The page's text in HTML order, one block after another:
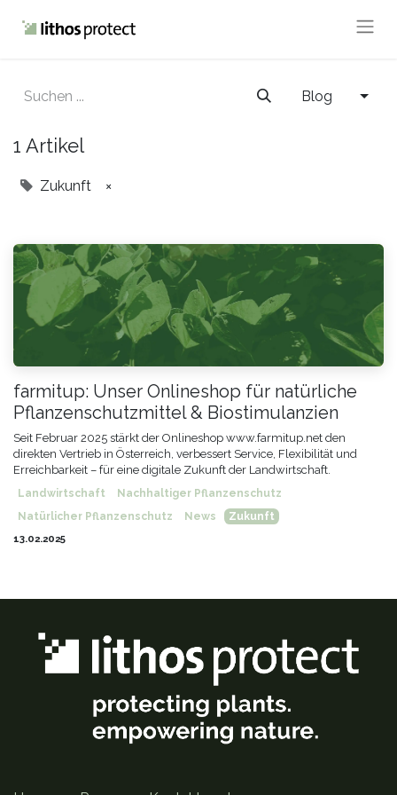
Blog
1 Artikel
Zukunft ×
farmitup: Unser Onlineshop für natürliche
Pflanzenschutzmittel & Biostimulanzien
Seit Februar 2025 stärkt der Onlineshop www.farmitup.net den
direkten Vertrieb in Österreich, verbessert Service, Flexibilität und
Erreichbarkeit – für eine digitale Zukunft der Landwirtschaft.
Landwirtschaft
Nachhaltiger Pflanzenschutz
Natürlicher Pflanzenschutz
News
Zukunft
13.02.2025